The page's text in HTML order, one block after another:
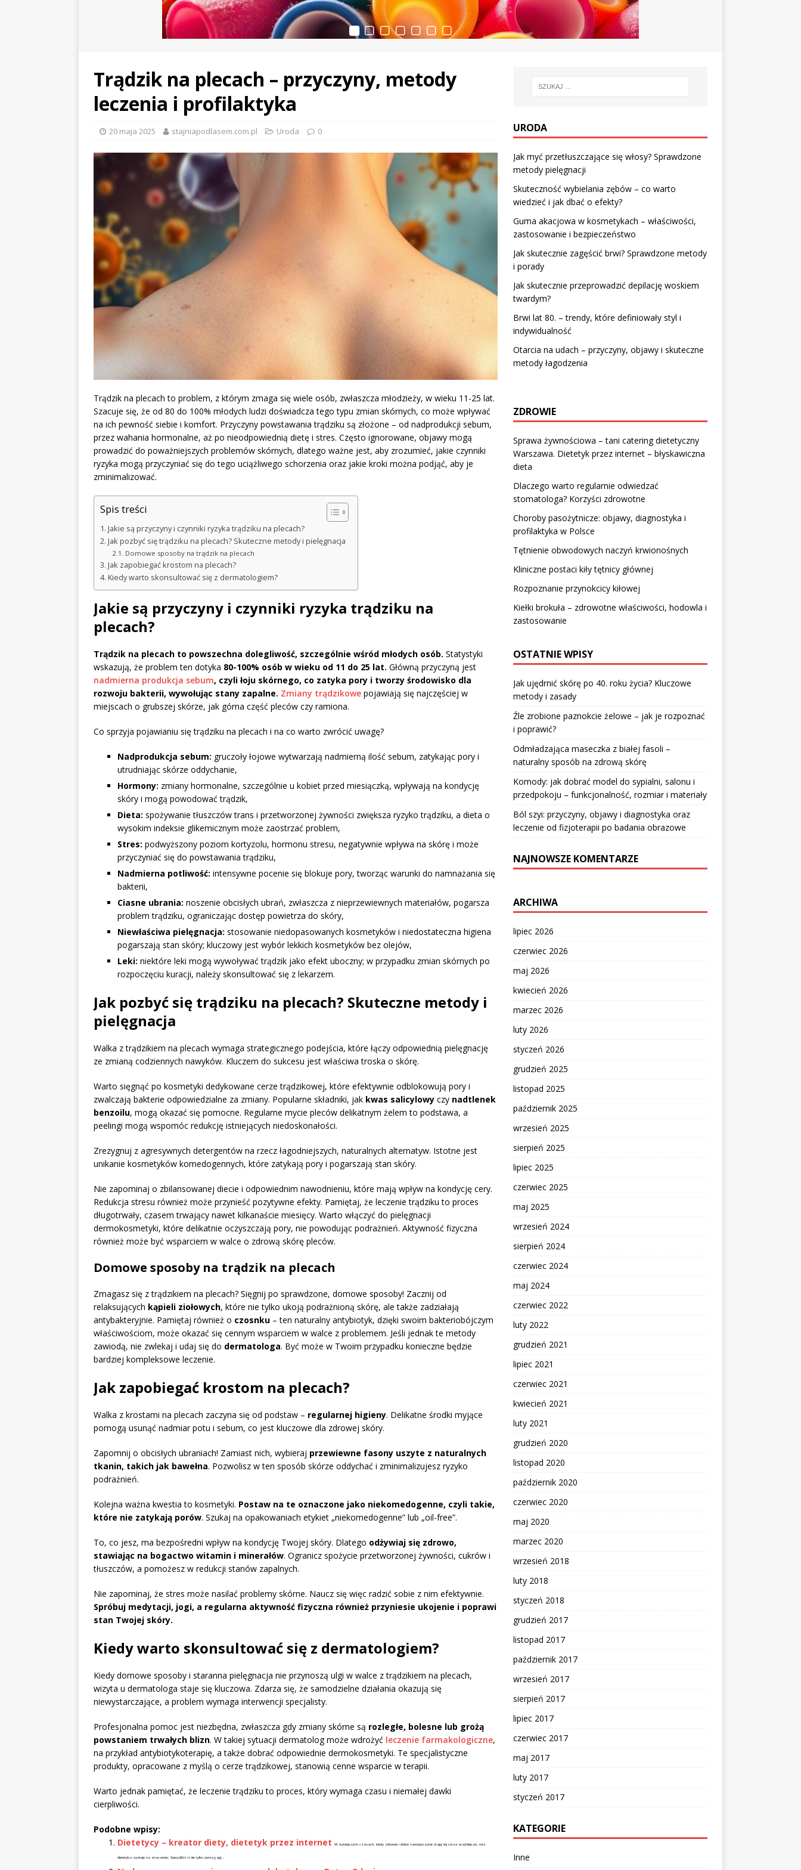
Trądzik na plecach – przyczyny, metody
leczenia i profilaktyka
20 maja 2025 stajniapodlasem.com.pl Uroda 0
Trądzik na plecach to problem, z którym zmaga się wiele osób, zwłaszcza młodzieży, w wieku 11-25 lat.
Szacuje się, że od 80 do 100% młodych ludzi doświadcza tego typu zmian skórnych, co może wpływać
na ich pewność siebie i komfort. Przyczyny powstawania trądziku są złożone – od nadprodukcji sebum,
przez wahania hormonalne, aż po nieodpowiednią dietę i stres. Często ignorowane, objawy mogą
prowadzić do poważniejszych problemów skórnych, dlatego ważne jest, aby zrozumieć, jakie czynniki
ryzyka mogą przyczyniać się do tego uciążliwego schorzenia oraz jakie kroki można podjąć, aby je
zminimalizować.
Spis treści
Jakie są przyczyny i czynniki ryzyka trądziku na plecach?
Jak pozbyć się trądziku na plecach? Skuteczne metody i pielęgnacja
Domowe sposoby na trądzik na plecach
Jak zapobiegać krostom na plecach?
Kiedy warto skonsultować się z dermatologiem?
Jakie są przyczyny i czynniki ryzyka trądziku na
plecach?
Trądzik na plecach to powszechna dolegliwość, szczególnie wśród młodych osób. Statystyki
wskazują, że problem ten dotyka 80-100% osób w wieku od 11 do 25 lat. Główną przyczyną jest
nadmierna produkcja sebum, czyli łoju skórnego, co zatyka pory i tworzy środowisko dla
rozwoju bakterii, wywołując stany zapalne. Zmiany trądzikowe pojawiają się najczęściej w
miejscach o grubszej skórze, jak górna część pleców czy ramiona.
Co sprzyja pojawianiu się trądziku na plecach i na co warto zwrócić uwagę?
Nadprodukcja sebum: gruczoły łojowe wytwarzają nadmierną ilość sebum, zatykając pory i
utrudniając skórze oddychanie,
Hormony: zmiany hormonalne, szczególnie u kobiet przed miesiączką, wpływają na kondycję
skóry i mogą powodować trądzik,
Dieta: spożywanie tłuszczów trans i przetworzonej żywności zwiększa ryzyko trądziku, a dieta o
wysokim indeksie glikemicznym może zaostrzać problem,
Stres: podwyższony poziom kortyzolu, hormonu stresu, negatywnie wpływa na skórę i może
przyczyniać się do powstawania trądziku,
Nadmierna potliwość: intensywne pocenie się blokuje pory, tworząc warunki do namnażania się
bakterii,
Ciasne ubrania: noszenie obcisłych ubrań, zwłaszcza z nieprzewiewnych materiałów, pogarsza
problem trądziku, ograniczając dostęp powietrza do skóry,
Niewłaściwa pielęgnacja: stosowanie niedopasowanych kosmetyków i niedostateczna higiena
pogarszają stan skóry; kluczowy jest wybór lekkich kosmetyków bez olejów,
Leki: niektóre leki mogą wywoływać trądzik jako efekt uboczny; w przypadku zmian skórnych po
rozpoczęciu kuracji, należy skonsultować się z lekarzem.
Jak pozbyć się trądziku na plecach? Skuteczne metody i
pielęgnacja
Walka z trądzikiem na plecach wymaga strategicznego podejścia, które łączy odpowiednią pielęgnację
ze zmianą codziennych nawyków. Kluczem do sukcesu jest właściwa troska o skórę.
Warto sięgnąć po kosmetyki dedykowane cerze trądzikowej, które efektywnie odblokowują pory i
zwalczają bakterie odpowiedzialne za zmiany. Popularne składniki, jak kwas salicylowy czy nadtlenek
benzoilu, mogą okazać się pomocne. Regularne mycie pleców delikatnym żelem to podstawa, a
peelingi mogą wspomóc redukcję istniejących niedoskonałości.
Zrezygnuj z agresywnych detergentów na rzecz łagodniejszych, naturalnych alternatyw. Istotne jest
unikanie kosmetyków komedogennych, które zatykają pory i pogarszają stan skóry.
Nie zapominaj o zbilansowanej diecie i odpowiednim nawodnieniu, które mają wpływ na kondycję cery.
Redukcja stresu również może przynieść pozytywne efekty. Pamiętaj, że leczenie trądziku to proces
długotrwały, czasem trwający nawet kilkanaście miesięcy. Warto włączyć do pielęgnacji
dermokosmetyki, które delikatnie oczyszczają pory, nie powodując podrażnień. Aktywność fizyczna
również może być wsparciem w walce o zdrową skórę pleców.
Domowe sposoby na trądzik na plecach
Zmagasz się z trądzikiem na plecach? Sięgnij po sprawdzone, domowe sposoby! Zacznij od
relaksujących kąpieli ziołowych, które nie tylko ukoją podrażnioną skórę, ale także zadziałają
antybakteryjnie. Pamiętaj również o czosnku – ten naturalny antybiotyk, dzięki swoim bakteriobójczym
właściwościom, może okazać się cennym wsparciem w walce z problemem. Jeśli jednak te metody
zawiodą, nie zwlekaj i udaj się do dermatologa. Być może w Twoim przypadku konieczne będzie
bardziej kompleksowe leczenie.
Jak zapobiegać krostom na plecach?
Walka z krostami na plecach zaczyna się od podstaw – regularnej higieny. Delikatne środki myjące
pomogą usunąć nadmiar potu i sebum, co jest kluczowe dla zdrowej skóry.
Zapomnij o obcisłych ubraniach! Zamiast nich, wybieraj przewiewne fasony uszyte z naturalnych
tkanin, takich jak bawełna. Pozwolisz w ten sposób skórze oddychać i zminimalizujesz ryzyko
podrażnień.
Kolejna ważna kwestia to kosmetyki. Postaw na te oznaczone jako niekomedogenne, czyli takie,
które nie zatykają porów. Szukaj na opakowaniach etykiet „niekomedogenne” lub „oil-free”.
To, co jesz, ma bezpośredni wpływ na kondycję Twojej skóry. Dlatego odżywiaj się zdrowo,
stawiając na bogactwo witamin i minerałów. Ogranicz spożycie przetworzonej żywności, cukrów i
tłuszczów, a pomożesz w redukcji stanów zapalnych.
Nie zapominaj, że stres może nasilać problemy skórne. Naucz się więc radzić sobie z nim efektywnie.
Spróbuj medytacji, jogi, a regularna aktywność fizyczna również przyniesie ukojenie i poprawi
stan Twojej skóry.
Kiedy warto skonsultować się z dermatologiem?
Kiedy domowe sposoby i staranna pielęgnacja nie przynoszą ulgi w walce z trądzikiem na plecach,
wizyta u dermatologa staje się kluczowa. Zdarza się, że samodzielne działania okazują się
niewystarczające, a problem wymaga interwencji specjalisty.
Profesjonalna pomoc jest niezbędna, zwłaszcza gdy zmiany skórne są rozległe, bolesne lub grożą
powstaniem trwałych blizn. W takiej sytuacji dermatolog może wdrożyć leczenie farmakologiczne,
na przykład antybiotykoterapię, a także dobrać odpowiednie dermokosmetyki. Te specjalistyczne
produkty, opracowane z myślą o cerze trądzikowej, stanowią cenne wsparcie w terapii.
Warto jednak pamiętać, że leczenie trądziku to proces, który wymaga czasu i niemałej dawki
cierpliwości.
Podobne wpisy:
Dietetycy – kreator diety, dietetyk przez internet
W dzisiejszych czasach, kiedy zdrowie i dobre samopoczucie stają się coraz ważniejsze, rola
dietetyka zyskuje na znaczeniu. Specjaliści ci nie tylko pomagają...
URODA
Jak myć przetłuszczające się włosy? Sprawdzone
metody pielęgnacji
Skuteczność wybielania zębów – co warto
wiedzieć i jak dbać o efekty?
Guma akacjowa w kosmetykach – właściwości,
zastosowanie i bezpieczeństwo
Jak skutecznie zagęścić brwi? Sprawdzone metody
i porady
Jak skutecznie przeprowadzić depilację woskiem
twardym?
Brwi lat 80. – trendy, które definiowały styl i
indywidualność
Otarcia na udach – przyczyny, objawy i skuteczne
metody łagodzenia
ZDROWIE
Sprawa żywnościowa – tani catering dietetyczny
Warszawa. Dietetyk przez internet – błyskawiczna
dieta
Dlaczego warto regularnie odwiedzać
stomatologa? Korzyści zdrowotne
Choroby pasożytnicze: objawy, diagnostyka i
profilaktyka w Polsce
Tętnienie obwodowych naczyń krwionośnych
Kliniczne postaci kiły tętnicy głównej
Rozpoznanie przynokcicy kiłowej
Kiełki brokuła – zdrowotne właściwości, hodowla i
zastosowanie
OSTATNIE WPISY
Jak ujędrnić skórę po 40. roku życia? Kluczowe
metody i zasady
Źle zrobione paznokcie żelowe – jak je rozpoznać
i poprawić?
Odmładzająca maseczka z białej fasoli –
naturalny sposób na zdrową skórę
Komody: jak dobrać model do sypialni, salonu i
przedpokoju – funkcjonalność, rozmiar i materiały
Ból szyi: przyczyny, objawy i diagnostyka oraz
leczenie od fizjoterapii po badania obrazowe
NAJNOWSZE KOMENTARZE
ARCHIWA
lipiec 2026
czerwiec 2026
maj 2026
kwiecień 2026
marzec 2026
luty 2026
styczeń 2026
grudzień 2025
listopad 2025
październik 2025
wrzesień 2025
sierpień 2025
lipiec 2025
czerwiec 2025
maj 2025
wrzesień 2024
sierpień 2024
czerwiec 2024
maj 2024
czerwiec 2022
luty 2022
grudzień 2021
lipiec 2021
czerwiec 2021
kwiecień 2021
luty 2021
grudzień 2020
listopad 2020
październik 2020
czerwiec 2020
maj 2020
marzec 2020
wrzesień 2018
luty 2018
styczeń 2018
grudzień 2017
listopad 2017
październik 2017
wrzesień 2017
sierpień 2017
lipiec 2017
czerwiec 2017
maj 2017
luty 2017
styczeń 2017
KATEGORIE
Inne